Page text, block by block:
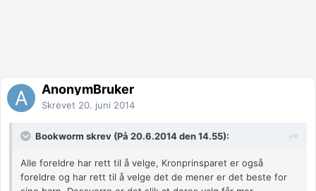
AnonymBruker
Skrevet 20. juni 2014
Bookworm skrev (På 20.6.2014 den 14.55):
Alle foreldre har rett til å velge, Kronprinsparet er også
foreldre og har rett til å velge det de mener er det beste for